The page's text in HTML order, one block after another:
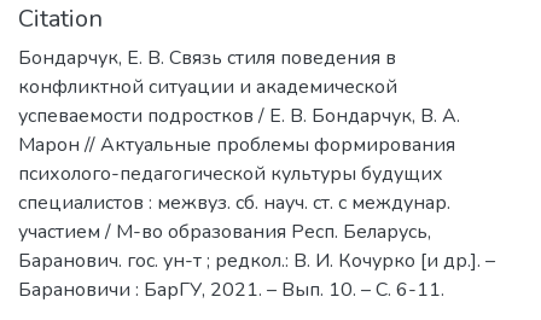
Citation
Бондарчук, Е. В. Связь стиля поведения в
конфликтной ситуации и академической
успеваемости подростков / Е. В. Бондарчук, В. А.
Марон // Актуальные проблемы формирования
психолого-педагогической культуры будущих
специалистов : межвуз. сб. науч. ст. с междунар.
участием / М-во образования Респ. Беларусь,
Баранович. гос. ун-т ; редкол.: В. И. Кочурко [и др.]. –
Барановичи : БарГУ, 2021. – Вып. 10. – С. 6-11.